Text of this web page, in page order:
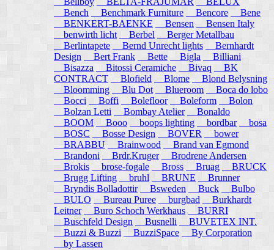
Bench
Benchmark Furniture Bencore
Bene
BENKERT-BAENKE
Bensen
Bensen Italy
benwirth licht
Berbel
Berger Metallbau
Berlintapete
Bernd Unrecht lights
Bernhardt
Design
Bert Frank Bette Bigla
Billiani
Bisazza
Bitossi Ceramiche Bivaq
BK
CONTRACT
Blofield Blome Blond Belysning
Bloomming
Blu Dot Blueroom
Boca do lobo
Bocci
Boffi Bolefloor Boleform
Bolon
Bolzan Letti
Bombay Atelier
Bonaldo
BOOM
Booo boops lighting bordbar
bosa
BOSC
Bosse Design BOVER
bower
BRABBU
Brainwood
Brand van Egmond
Brandoni
Brdr.Kruger
Brodrene Andersen
Brokis
brose-fogale Bross Bruag
BRUCK
Brugg Lifting
bruhl BRUNE
Brunner
Bryndis Bolladottir
Bsweden Buck
Bulbo
BULO
Bureau Puree burgbad
Burkhardt
Leitner
Buro Schoch Werkhaus
BURRI
Buschfeld Design
Busnelli
BUVETEX INT.
Buzzi & Buzzi
BuzziSpace By Corporation
by Lassen